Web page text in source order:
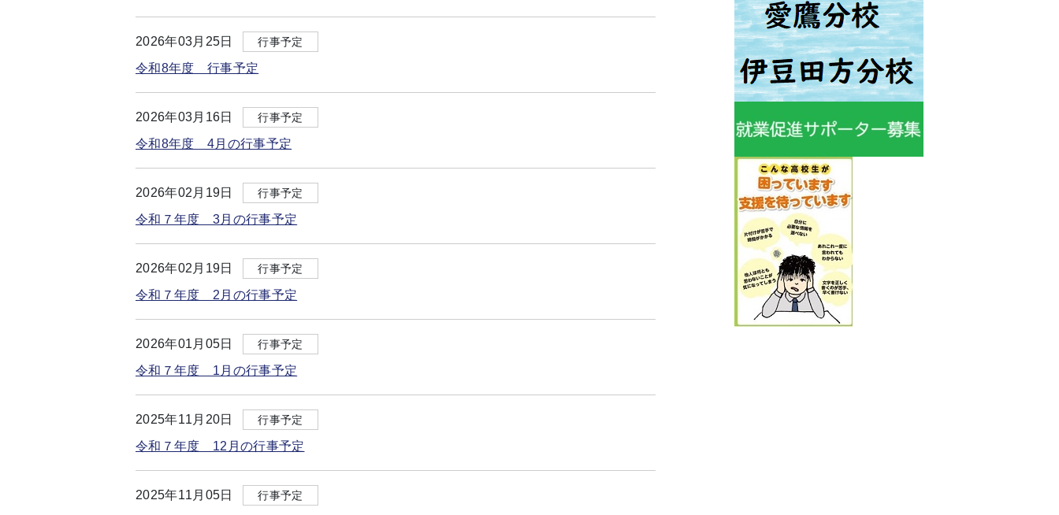
2026年03月25日 行事予定
令和8年度 行事予定
2026年03月16日 行事予定
令和8年度 4月の行事予定
2026年02月19日 行事予定
令和７年度 3月の行事予定
2026年02月19日 行事予定
令和７年度 2月の行事予定
2026年01月05日 行事予定
令和７年度 1月の行事予定
2025年11月20日 行事予定
令和７年度 12月の行事予定
2025年11月05日 行事予定